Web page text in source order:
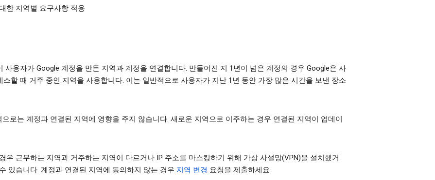
한 지역별 요구사항 적용
사용자가 Google 계정을 만든 지역과 계정을 연결합니다. 만들어진 지 1년이 넘은 계정의 경우 Google은 사
할 때 거주 중인 지역을 사용합니다. 이는 일반적으로 사용자가 지난 1년 동안 가장 많은 시간을 보낸 장소
로는 계정과 연결된 지역에 영향을 주지 않습니다. 새로운 지역으로 이주하는 경우 연결된 지역이 업데이
우 근무하는 지역과 거주하는 지역이 다르거나 IP 주소를 마스킹하기 위해 가상 사설망(VPN)을 설치했거
있습니다. 계정과 연결된 지역에 동의하지 않는 경우 지역 변경 요청을 제출하세요.